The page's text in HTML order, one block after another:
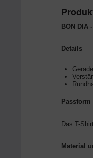
BON
Details
Passform
Das T-
Material